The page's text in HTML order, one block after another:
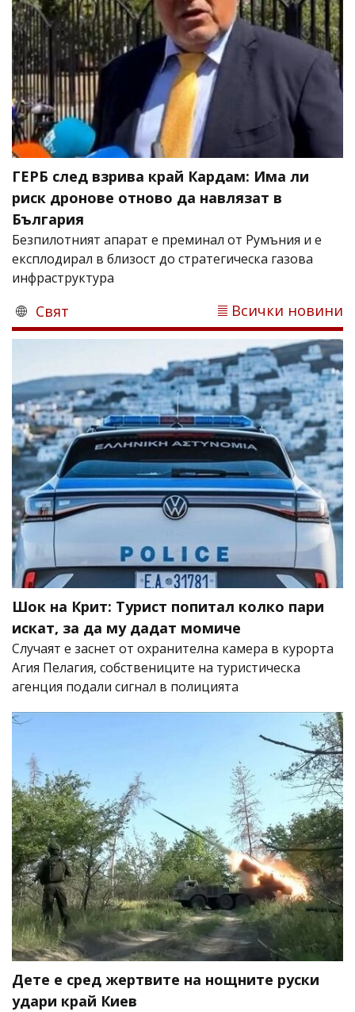
ГЕРБ след взрива край Кардам: Има ли
риск дронове отново да навлязат в
България
Безпилотният апарат е преминал от Румъния и е
експлодирал в близост до стратегическа газова
инфраструктура
Свят Всички новини
Шок на Крит: Турист попитал колко пари
искат, за да му дадат момиче
Случаят е заснет от охранителна камера в курорта
Агия Пелагия, собствениците на туристическа
агенция подали сигнал в полицията
Дете е сред жертвите на нощните руски
удари край Киев